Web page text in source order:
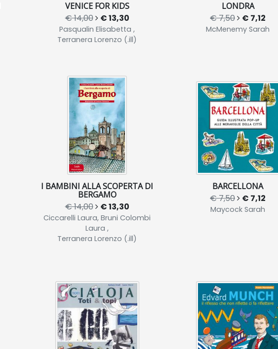
VENICE FOR KIDS
€ 14,00 € 13,30
Pasqualin Elisabetta ,
Terranera Lorenzo (.ill)
LONDRA
€ 7,50 € 7,12
McMenemy Sarah
I BAMBINI ALLA SCOPERTA DI
BERGAMO
€ 14,00 € 13,30
Ciccarelli Laura, Bruni Colombi
Laura ,
Terranera Lorenzo (.ill)
BARCELLONA
€ 7,50 € 7,12
Maycock Sarah